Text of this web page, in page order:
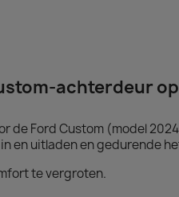
achterdeur
de Ford Custom (model
en uitladen en gedurende
te vergroten.